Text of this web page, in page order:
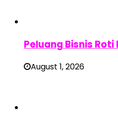
Peluang Bisnis
August 1, 2026